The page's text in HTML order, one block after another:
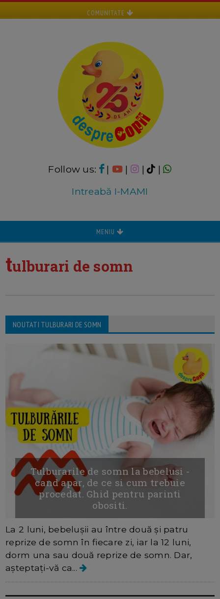
COMUNITATE
Follow us: | | |
|
Intreabă I-MAMI
MENIU
tulburari de somn
NOUTATI TULBURARI DE SOMN
Tulburarile de somn la bebelusi -
cand apar, de ce si cum trebuie
procedat. Ghid pentru parinti
obositi.
La 2 luni, bebelușii au între două și patru
reprize de somn în fiecare zi, iar la 12 luni,
dorm una sau două reprize de somn. Dar,
așteptați-vă ca...